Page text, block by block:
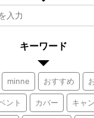
キーワード
minne おすすめ
ント カバー キャ